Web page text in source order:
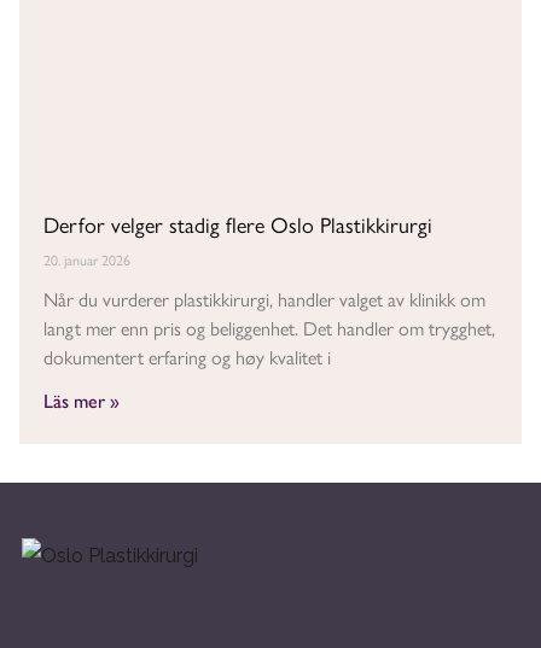
Derfor velger stadig flere Oslo Plastikkirurgi
20. januar 2026
Når du vurderer plastikkirurgi, handler valget av klinikk om
langt mer enn pris og beliggenhet. Det handler om trygghet,
dokumentert erfaring og høy kvalitet i
Läs mer »